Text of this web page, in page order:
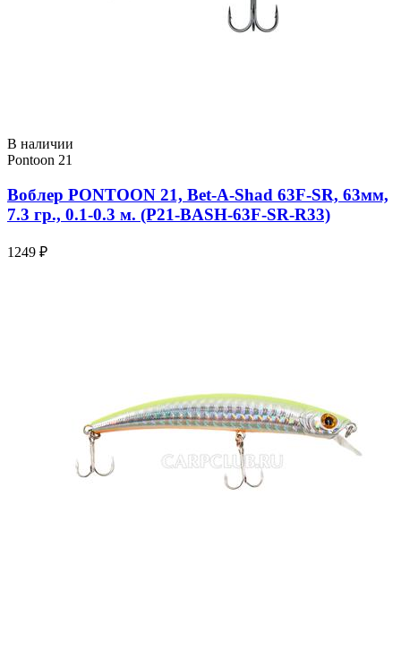
В наличии
Pontoon 21
Воблер PONTOON 21, Bet-A-Shad 63F-SR, 63мм,
7.3 гр., 0.1-0.3 м. (P21-BASH-63F-SR-R33)
1249 ₽